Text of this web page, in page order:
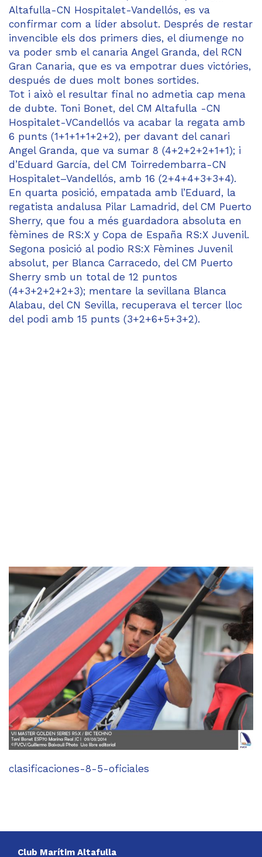
Altafulla-CN Hospitalet-Vandellós, es va
confirmar com a líder absolut. Després de restar
invencible els dos primers dies, el diumenge no
va poder smb el canaria Angel Granda, del RCN
Gran Canaria, que es va empotrar dues victóries,
después de dues molt bones sortides.
Tot i això el resultar final no admetia cap mena
de dubte. Toni Bonet, del CM Altafulla -CN
Hospitalet-VCandellós va acabar la regata amb
6 punts (1+1+1+1+2+2), per davant del canari
Angel Granda, que va sumar 8 (4+2+2+2+1+1); i
d’Eduard García, del CM Toirredembarra-CN
Hospitalet–Vandellós, amb 16 (2+4+4+3+3+4).
En quarta posició, empatada amb l’Eduard, la
regatista andalusa Pilar Lamadrid, del CM Puerto
Sherry, que fou a més guardadora absoluta en
fèmines de RS:X y Copa de España RS:X Juvenil.
Segona posició al podio RS:X Fèmines Juvenil
absolut, per Blanca Carracedo, del CM Puerto
Sherry smb un total de 12 puntos
(4+3+2+2+2+3); mentare la sevillana Blanca
Alabau, del CN Sevilla, recuperava el tercer lloc
del podi amb 15 punts (3+2+6+5+3+2).
clasificaciones-8-5-oficiales
Club Marítim Altafulla